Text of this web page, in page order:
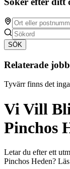
SÖK
Relaterade jobb
Tyvärr finns det
Vi Vill
Pinchos
Letar du efter ett
Pinchos Heden?